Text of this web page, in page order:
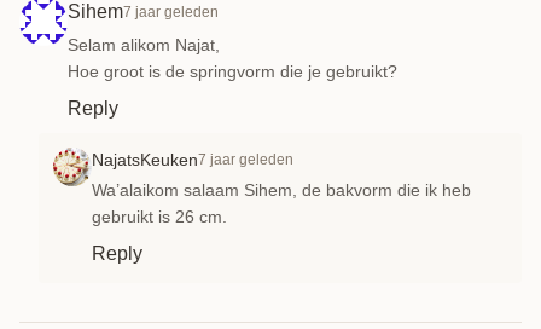
Sihem7 jaar geleden
Selam alikom Najat,
Hoe groot is de springvorm die je gebruikt?
Reply
NajatsKeuken7 jaar geleden
Wa’alaikom salaam Sihem, de bakvorm die ik heb
gebruikt is 26 cm.
Reply